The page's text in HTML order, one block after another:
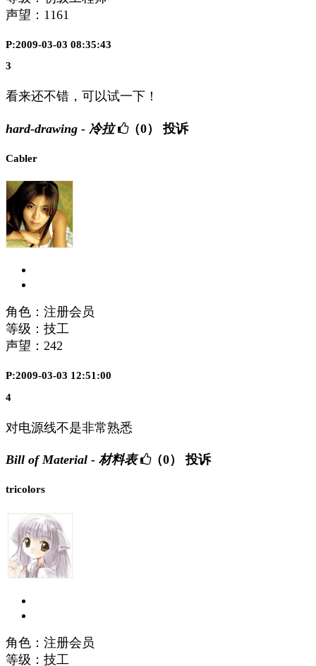
声望： 1161
P:2009-03-03 08:35:43
3
看来还不错，可以试一下！
hard-drawing - 冷拉 （0） 投诉
Cabler
角色：注册会员
等级：技工
声望： 242
P:2009-03-03 12:51:00
4
对电源线不是非常熟悉
Bill of Material - 材料表 （0） 投诉
tricolors
角色：注册会员
等级：技工